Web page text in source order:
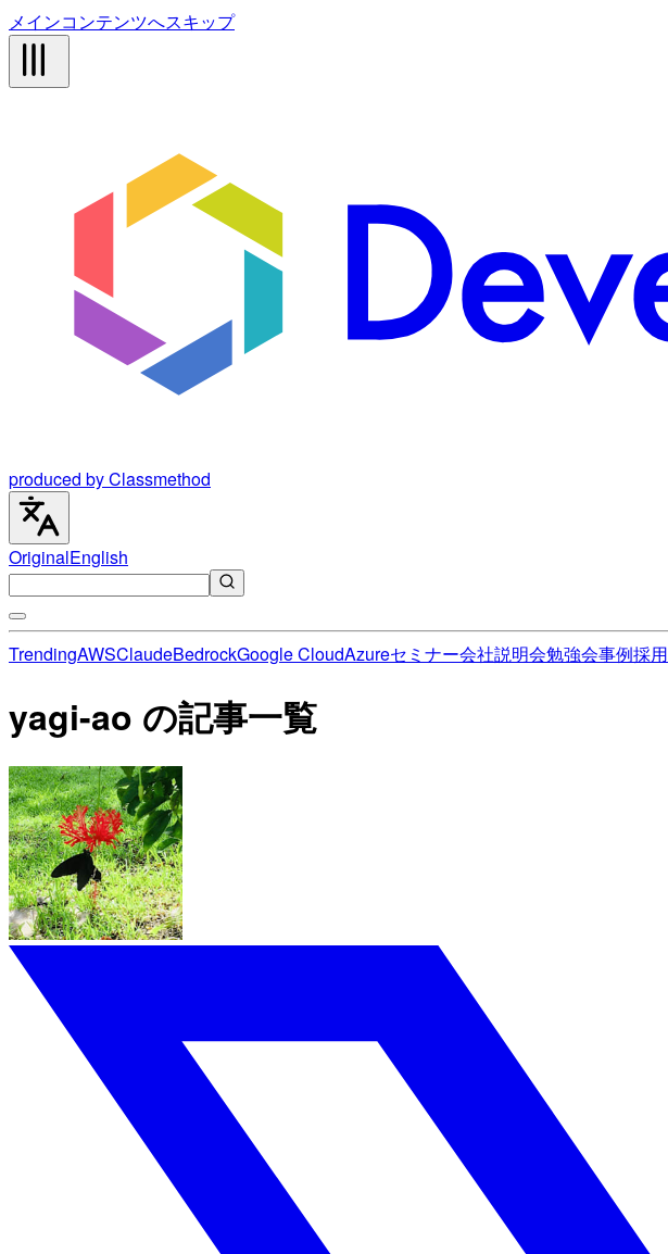
メインコンテンツへスキップ
produced by Classmethod
OriginalEnglish
TrendingAWSClaudeBedrockGoogle CloudAzureセミナー会社説明会勉強会事例採用
yagi-ao の記事一覧